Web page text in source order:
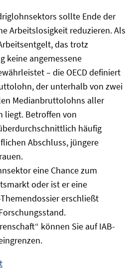
sollte Ende der
Arbeitslosigkeit reduzieren. Als
das trotz
keine angemessene
– die OECD definiert
der unterhalb von zwei
Medianbruttolohns aller
liegt. Betroffen von
häufig
Abschluss, jüngere
eine Chance zum
oder ist er eine
Themendossier erschließt
können Sie auf IAB-